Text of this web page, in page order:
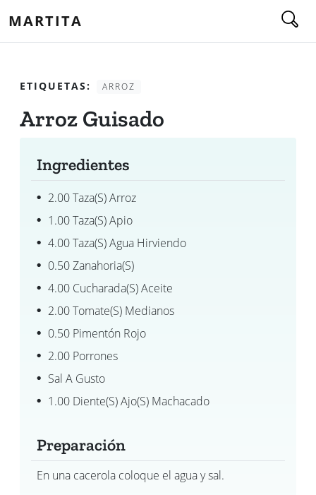
MARTITA
ETIQUETAS: ARROZ
Arroz Guisado
Ingredientes
2.00 Taza(s) Arroz
1.00 Taza(s) Apio
4.00 Taza(s) Agua Hirviendo
0.50 Zanahoria(s)
4.00 Cucharada(s) Aceite
2.00 Tomate(s) Medianos
0.50 Pimentón Rojo
2.00 Porrones
Sal A Gusto
1.00 Diente(s) Ajo(s) Machacado
Preparación
En una cacerola coloque el agua y sal.